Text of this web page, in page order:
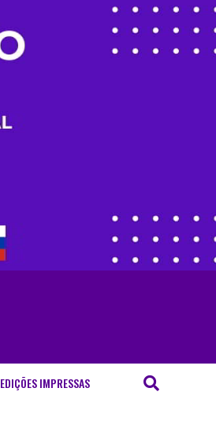
EDIÇÕES IMPRESSAS